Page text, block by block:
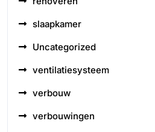
slaapkamer
Uncategorized
ventilatiesysteem
verbouw
verbouwingen